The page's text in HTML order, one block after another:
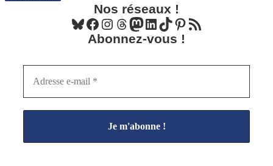
Nos réseaux !
Bluesky Facebook Instagram Threads Mastodon LinkedIn TikTok Pinterest Flux RSS
Abonnez-vous !